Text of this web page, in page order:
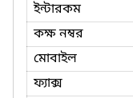
ইন্টারকম
কক্ষ নম্বর
মোবাইল
ফ্যাক্স